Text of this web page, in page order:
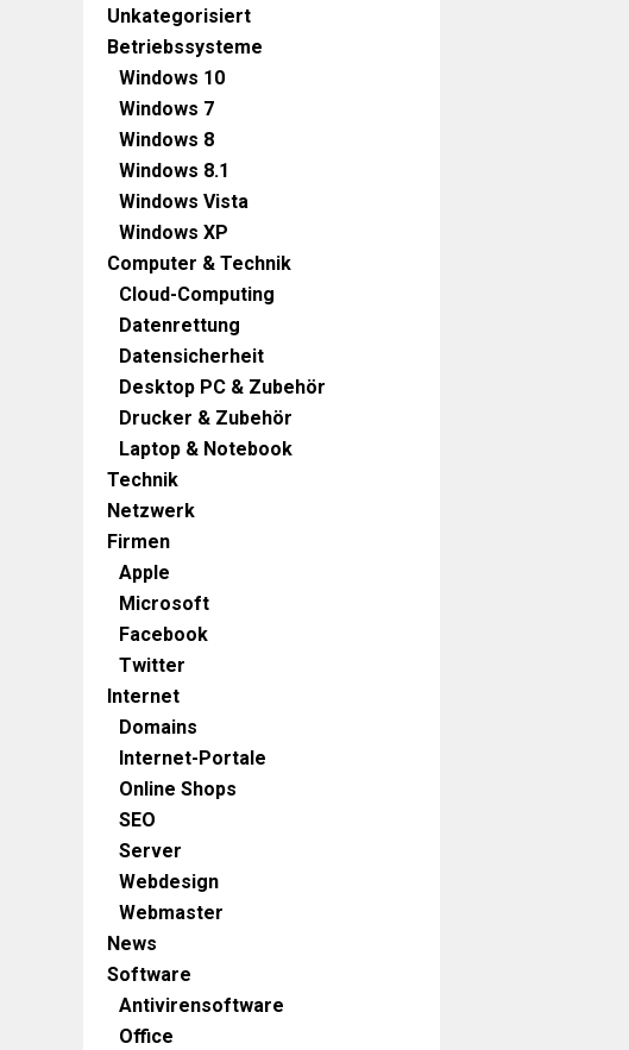
Unkategorisiert
Betriebssysteme
Windows 10
Windows 7
Windows 8
Windows 8.1
Windows Vista
Windows XP
Computer & Technik
Cloud-Computing
Datenrettung
Datensicherheit
Desktop PC & Zubehör
Drucker & Zubehör
Laptop & Notebook
Technik
Netzwerk
Firmen
Apple
Microsoft
Facebook
Twitter
Internet
Domains
Internet-Portale
Online Shops
SEO
Server
Webdesign
Webmaster
News
Software
Antivirensoftware
Office